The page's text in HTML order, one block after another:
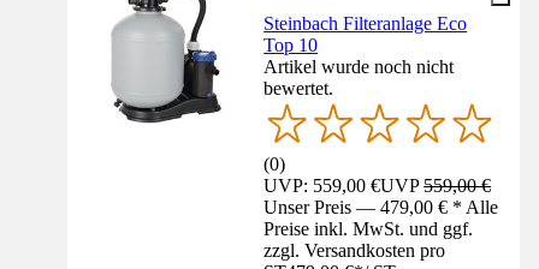
Steinbach Filteranlage Eco
Top 10
Artikel wurde noch nicht
bewertet.
(0)
UVP: 559,00 €UVP559,00 €
Unser Preis — 479,00 € * Alle
Preise inkl. MwSt. und ggf.
zzgl. Versandkosten pro